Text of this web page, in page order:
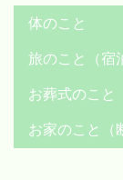
体のこと
旅のこと（宿
お葬式のこと
お家のこと（